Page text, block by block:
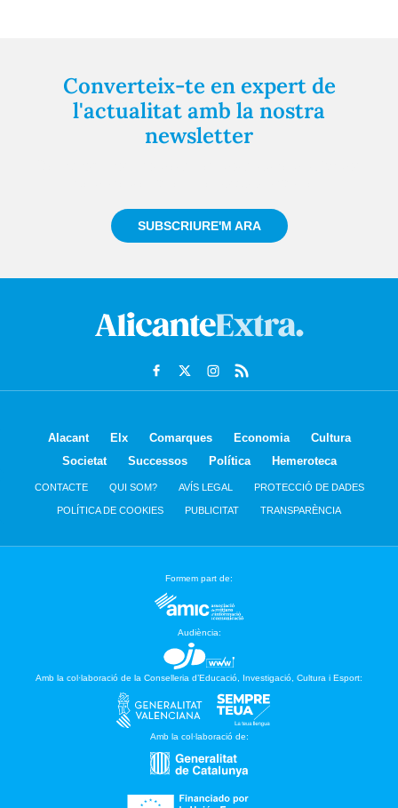
Converteix-te en expert de
l'actualitat amb la nostra
newsletter
SUBSCRIURE'M ARA
Alacant Elx Comarques Economia
Cultura
Societat
Successos Política Hemeroteca
CONTACTE QUI SOM? AVÍS LEGAL PROTECCIÓ DE DADES
POLÍTICA DE COOKIES PUBLICITAT TRANSPARÈNCIA
Formem part de:
Audiència:
Amb la col·laboració de la Conselleria d’Educació, Investigació, Cultura i Esport:
Amb la col·laboració de: